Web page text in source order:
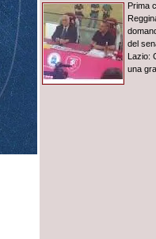
Prima
del
Lazio:
una